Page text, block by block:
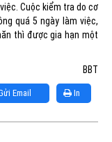
Cuộc kiểm tra do cơ
quá 5 ngày làm việc,
thì được gia hạn một
BBT
In
Email